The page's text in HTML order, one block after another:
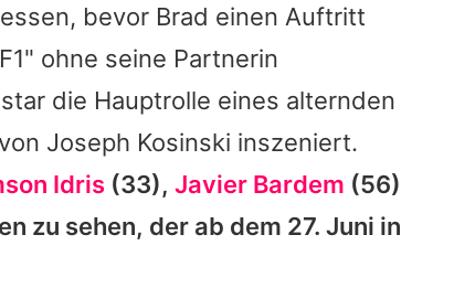
bevor Brad einen Auftritt
ohne seine Partnerin
die Hauptrolle eines alternden
Joseph Kosinski inszeniert.
Idris (33), Javier Bardem (56)
zu sehen, der ab dem 27. Juni in